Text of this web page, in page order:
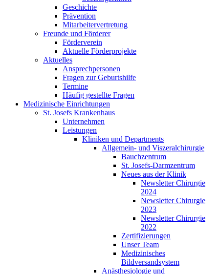
Geschichte
Prävention
Mitarbeitervertretung
Freunde und Förderer
Förderverein
Aktuelle Förderprojekte
Aktuelles
Ansprechpersonen
Fragen zur Geburtshilfe
Termine
Häufig gestellte Fragen
Medizinische Einrichtungen
St. Josefs Krankenhaus
Unternehmen
Leistungen
Kliniken und Departments
Allgemein- und Viszeralchirurgie
Bauchzentrum
St. Josefs-Darmzentrum
Neues aus der Klinik
Newsletter Chirurgie
2024
Newsletter Chirurgie
2023
Newsletter Chirurgie
2022
Zertifizierungen
Unser Team
Medizinisches
Bildversandsystem
Anästhesiologie und